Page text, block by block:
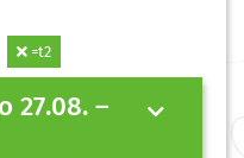
=t2
27.08. –